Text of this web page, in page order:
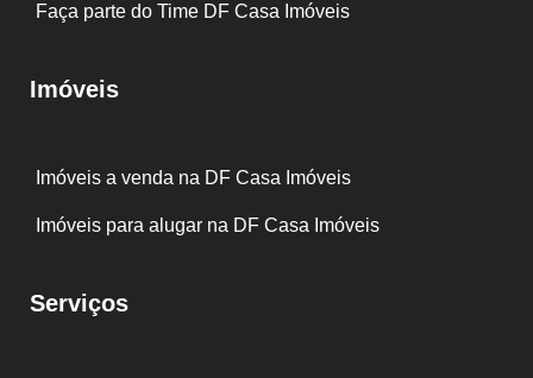
Faça parte do Time DF Casa Imóveis
Imóveis
Imóveis a venda na DF Casa Imóveis
Imóveis para alugar na DF Casa Imóveis
Serviços